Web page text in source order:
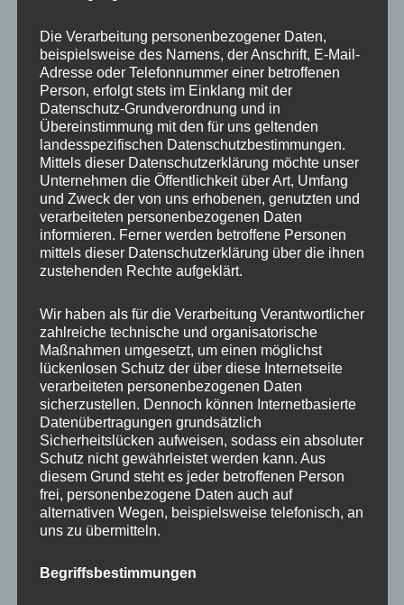
Besonders beeindruckend ist die Herdeweißes
Rotwild, die natürlich in dieser Form nicht
überall zu finden ist. Man ruhte bei meinem
Besuch, der Eindruck war dennoch
überwältigend.
Natürlich darf in einem Wildpark auch
Schwarzwildnicht fehlen und das tut es in
Eekholt auch nicht. Irgendwie hatte ich bei den
Wildschweinen nicht so die Geduld, sonst
wären sicher noch schönere Bilder zu Stande
gekommen.
Die Verarbeitung personenbezogener Daten,
beispielsweise des Namens, der Anschrift, E-Mail-
Adresse oder Telefonnummer einer betroffenen
Person, erfolgt stets im Einklang mit der
Datenschutz-Grundverordnung und in
Übereinstimmung mit den für uns geltenden
landesspezifischen Datenschutzbestimmungen.
Mittels dieser Datenschutzerklärung möchte unser
Unternehmen die Öffentlichkeit über Art, Umfang
und Zweck der von uns erhobenen, genutzten und
verarbeiteten personenbezogenen Daten
informieren. Ferner werden betroffene Personen
mittels dieser Datenschutzerklärung über die ihnen
zustehenden Rechte aufgeklärt.
Wir haben als für die Verarbeitung Verantwortlicher
zahlreiche technische und organisatorische
Maßnahmen umgesetzt, um einen möglichst
lückenlosen Schutz der über diese Internetseite
verarbeiteten personenbezogenen Daten
sicherzustellen. Dennoch können Internetbasierte
Datenübertragungen grundsätzlich
Sicherheitslücken aufweisen, sodass ein absoluter
Schutz nicht gewährleistet werden kann. Aus
diesem Grund steht es jeder betroffenen Person
frei, personenbezogene Daten auch auf
alternativen Wegen, beispielsweise telefonisch, an
uns zu übermitteln.
Begriffsbestimmungen